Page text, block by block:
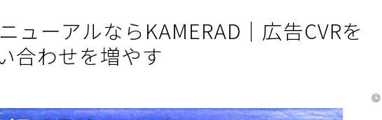
ューアルならKAMERAD｜広告CVRを
合わせを増やす